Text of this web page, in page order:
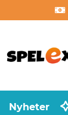
Nyheter